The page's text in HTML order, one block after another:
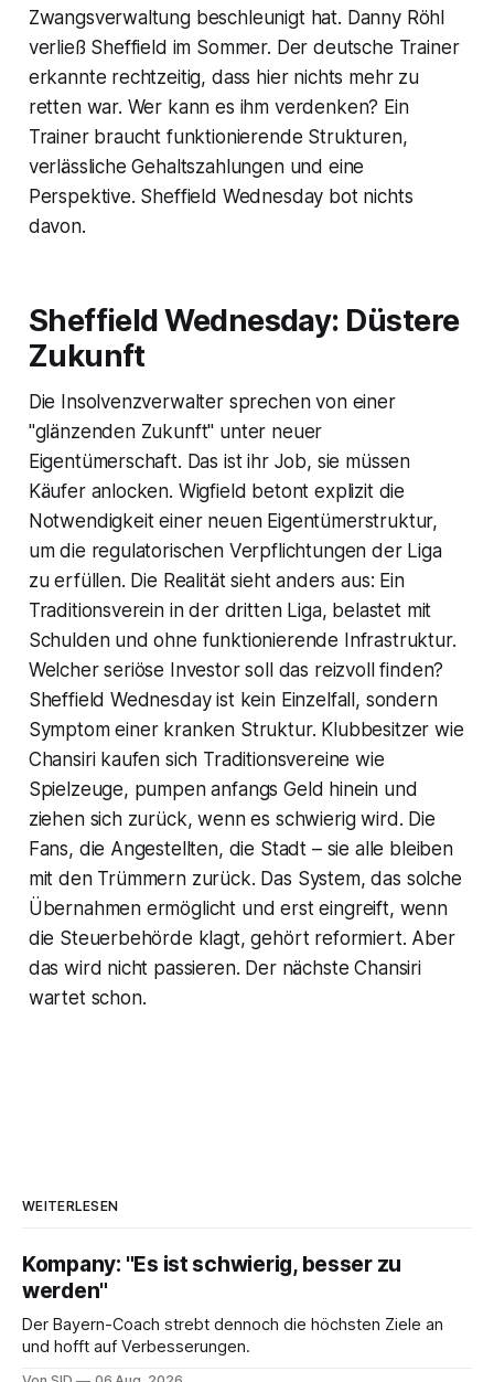
Zwangsverwaltung beschleunigt hat. Danny Röhl
verließ Sheffield im Sommer. Der deutsche Trainer
erkannte rechtzeitig, dass hier nichts mehr zu
retten war. Wer kann es ihm verdenken? Ein
Trainer braucht funktionierende Strukturen,
verlässliche Gehaltszahlungen und eine
Perspektive. Sheffield Wednesday bot nichts
davon.
Sheffield Wednesday: Düstere
Zukunft
Die Insolvenzverwalter sprechen von einer
"glänzenden Zukunft" unter neuer
Eigentümerschaft. Das ist ihr Job, sie müssen
Käufer anlocken. Wigfield betont explizit die
Notwendigkeit einer neuen Eigentümerstruktur,
um die regulatorischen Verpflichtungen der Liga
zu erfüllen. Die Realität sieht anders aus: Ein
Traditionsverein in der dritten Liga, belastet mit
Schulden und ohne funktionierende Infrastruktur.
Welcher seriöse Investor soll das reizvoll finden?
Sheffield Wednesday ist kein Einzelfall, sondern
Symptom einer kranken Struktur. Klubbesitzer wie
Chansiri kaufen sich Traditionsvereine wie
Spielzeuge, pumpen anfangs Geld hinein und
ziehen sich zurück, wenn es schwierig wird. Die
Fans, die Angestellten, die Stadt – sie alle bleiben
mit den Trümmern zurück. Das System, das solche
Übernahmen ermöglicht und erst eingreift, wenn
die Steuerbehörde klagt, gehört reformiert. Aber
das wird nicht passieren. Der nächste Chansiri
wartet schon.
WEITERLESEN
Kompany: "Es ist schwierig, besser zu
werden"
Der Bayern-Coach strebt dennoch die höchsten Ziele an
und hofft auf Verbesserungen.